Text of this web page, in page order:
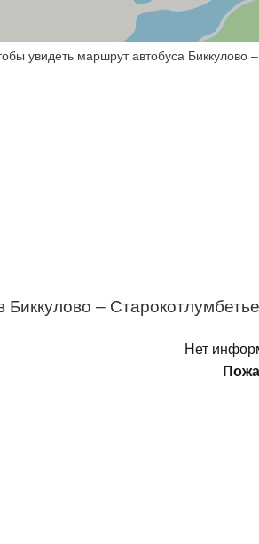
увидеть маршрут автобуса Биккулово
Биккулово –
Нет